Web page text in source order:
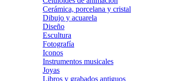
Cerámica, porcelana y cristal
Dibujo y acuarela
Diseño
Escultura
Fotografía
Iconos
Instrumentos musicales
Joyas
Libros y grabados antiguos